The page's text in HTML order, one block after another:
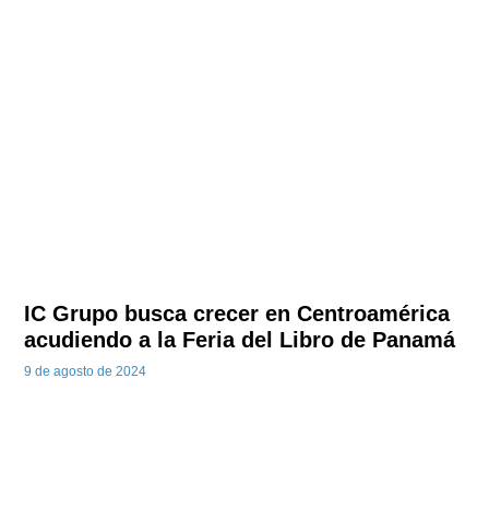
IC Grupo busca crecer en Centroamérica
acudiendo a la Feria del Libro de Panamá
9 de agosto de 2024